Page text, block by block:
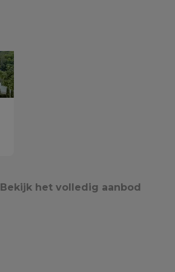
Bekijk het volledig aanbod